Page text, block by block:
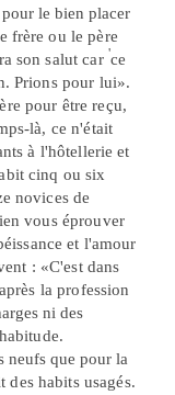
le bien placer
frère ou le père
son salut car 'ce
Prions pour lui».
pour être reçu,
là, ce n'était
à l'hôtellerie et
cinq ou six
novices de
vous éprouver
et l'amour
: «C'est dans
la profession
ni des
neufs que pour la
habits usagés.